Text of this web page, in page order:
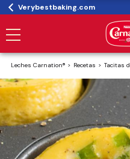
Verybestbaking.com
Leches Carnation® Recetas Tacitas